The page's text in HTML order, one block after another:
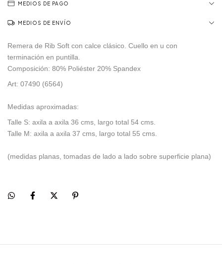
MEDIOS DE PAGO
MEDIOS DE ENVÍO
Remera de Rib Soft con calce clásico. Cuello en u con
terminación en puntilla.
Composición: 80% Poliéster 20% Spandex
Art: 07490 (6564)
Medidas aproximadas:
Talle S: axila a axila 36 cms, largo total 54 cms.
Talle M: axila a axila 37 cms, largo total 55 cms.
(medidas planas, tomadas de lado a lado sobre superficie plana)